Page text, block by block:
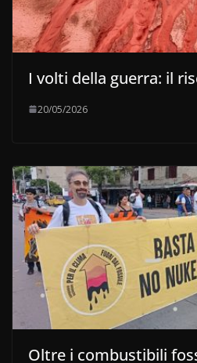
I volti della guerra: il
20/05/2026
Oltre i combustibili